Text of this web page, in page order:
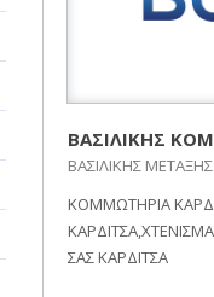
ΒΑΣΙΛΙΚΗΣ
ΒΑΣΙΛΙΚΗΣ
ΚΟΜΜΩΤΗΡΙΑ
ΣΑΣ ΚΑΡΔΙΤΣΑ